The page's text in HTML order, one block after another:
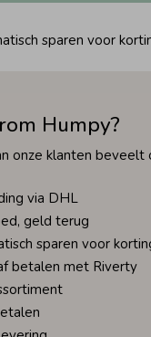
sparen voor
Humpy?
onze klanten beveelt
via DHL
geld terug
sparen voor
betalen met Riverty